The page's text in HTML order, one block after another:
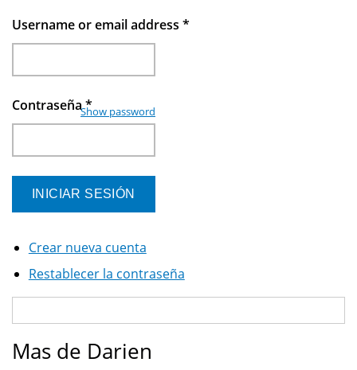
Username or email address *
Contraseña*
Show password
Crear nueva cuenta
Restablecer la contraseña
Mas de Darien